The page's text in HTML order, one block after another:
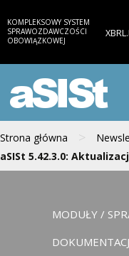
KOMPLEKSOWY SYSTEM
SPRAWOZDAWCZOŚCI
OBOWIĄZKOWEJ
aSISt
Strona główna >
aSISt 5.42.3.0:
MODUŁY /